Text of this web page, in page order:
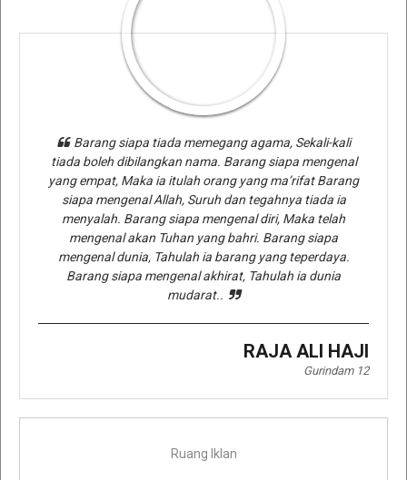
Barang siapa tiada memegang agama, Sekali-kali
tiada boleh dibilangkan nama. Barang siapa mengenal
yang empat, Maka ia itulah orang yang ma’rifat Barang
siapa mengenal Allah, Suruh dan tegahnya tiada ia
menyalah. Barang siapa mengenal diri, Maka telah
mengenal akan Tuhan yang bahri. Barang siapa
mengenal dunia, Tahulah ia barang yang teperdaya.
Barang siapa mengenal akhirat, Tahulah ia dunia
mudarat..
RAJA ALI HAJI
Gurindam 12
Ruang Iklan